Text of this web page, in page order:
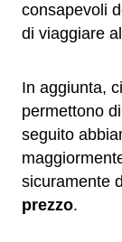
consapevoli
di viaggiare
In aggiunta,
permettono di
seguito
sicuramente
prezzo.